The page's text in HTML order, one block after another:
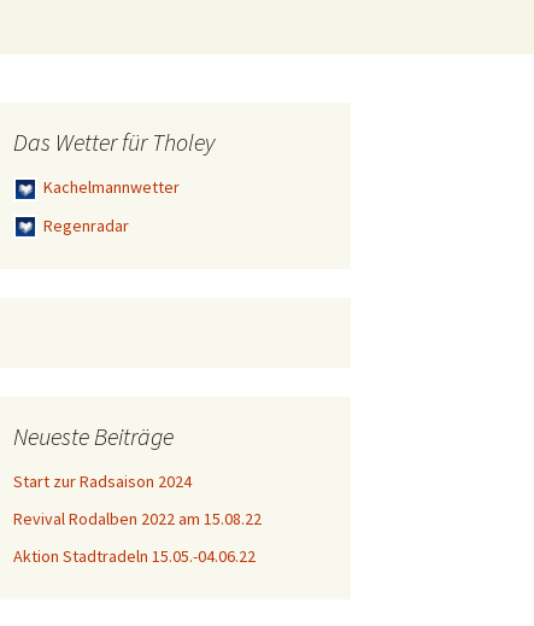
Das Wetter für Tholey
Kachelmannwetter
Regenradar
Neueste Beiträge
Start zur Radsaison 2024
Revival Rodalben 2022 am 15.08.22
Aktion Stadtradeln 15.05.-04.06.22